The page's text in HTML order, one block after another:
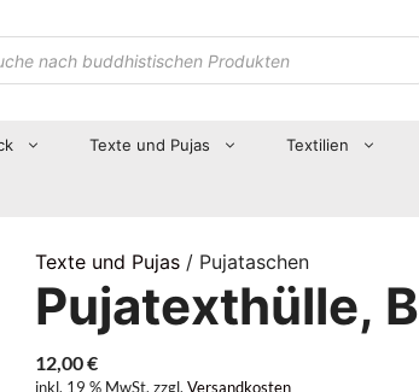
Texte und Pujas Textilien
Texte und Pujas/ Pujataschen
Pujatexthülle,
12,00€
inkl. 19 % MwSt. zzgl. Versandkosten